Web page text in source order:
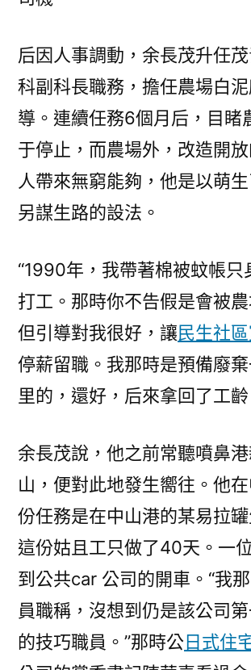
后因人事調動，余長茂升任
科副科長職務，擔任農場白
導。連續任務6個月后，目睹
于停止，而農場外，改造開
人帶來無窮能夠，他是以萌
另謀生路的設法。
“1990年，我帶著棉被蚊帳只
打工。那時你不告假是會被農
但引導對我很好，讓民生社
停薪留職。我那時是預備廢
里的，還好，后來拿回了工齡
余長茂說，他之前常聽噴鼻
山，便對此地發生嚮往。他
份任務是在中山港的某易拉罐
這份姑且工只做了40天。一
到公共car 公司的開車。“我
員職稱，沒想到仍是該公司
的技巧職員。”那時公日式住